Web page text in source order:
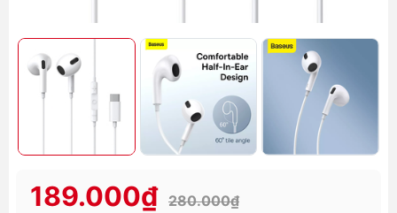
189.000₫ 280.000₫